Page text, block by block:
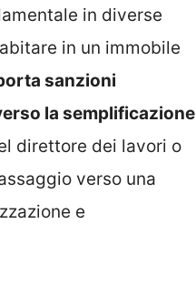
in diverse
in un immobile
sanzioni
la semplificazione
direttore dei lavori o
verso una
e